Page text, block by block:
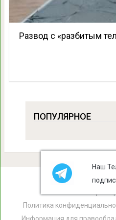
Развод с «разбитым
ПОПУЛЯРНОЕ
Политика
Информация для
Наш